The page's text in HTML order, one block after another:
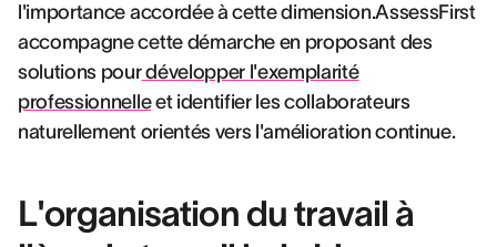
l'importance accordée à cette dimension.AssessFirst
accompagne cette démarche en proposant des
solutions pourdévelopper l'exemplarité
professionnelleet identifier les collaborateurs
naturellement orientés vers l'amélioration continue.
L'organisation du travail à